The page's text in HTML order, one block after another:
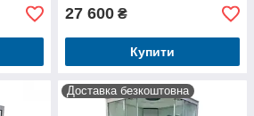
27 600 ₴
Купити
Доставка безкоштовна